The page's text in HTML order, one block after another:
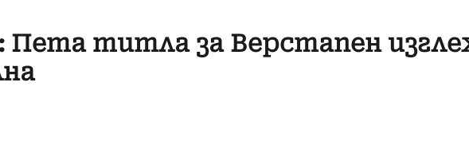
Пета титла за Верстапен